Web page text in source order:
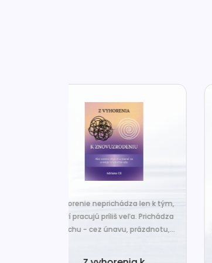
Príbeh bez konca je nová básnická
zbierka, ktorá nesie typický rukopis